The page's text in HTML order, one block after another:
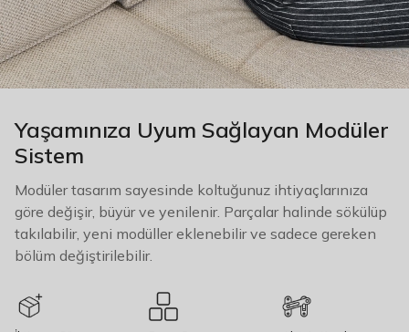
Yaşamınıza Uyum Sağlayan Modüler
Sistem
Modüler tasarım sayesinde koltuğunuz ihtiyaçlarınıza
göre değişir, büyür ve yenilenir. Parçalar halinde sökülüp
takılabilir, yeni modüller eklenebilir ve sadece gereken
bölüm değiştirilebilir.